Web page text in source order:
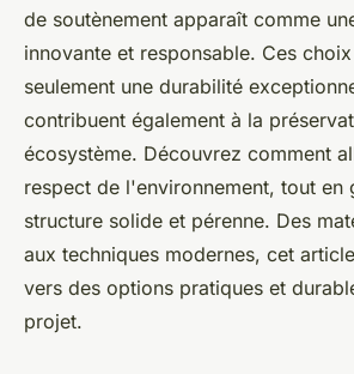
de soutènement apparaît comme
innovante et responsable. Ces
seulement une durabilité
contribuent également à la
écosystème. Découvrez comment
respect de l'environnement, tout en
structure solide et pérenne. Des
aux techniques modernes, cet
vers des options pratiques et
projet.